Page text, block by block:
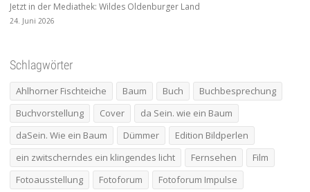
Jetzt in der Mediathek: Wildes Oldenburger Land
24. Juni 2026
Schlagwörter
Ahlhorner Fischteiche Baum Buch
Buchbesprechung
Buchvorstellung
Cover
da Sein. wie ein Baum
daSein. Wie ein Baum
Dümmer
Edition Bildperlen
ein zwitscherndes ein klingendes licht
Fernsehen
Film
Fotoausstellung
Fotoforum
Fotoforum Impulse